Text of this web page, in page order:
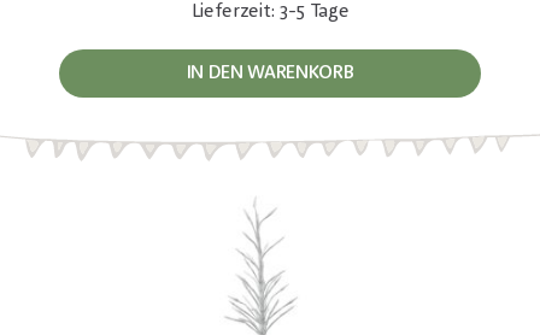
Lieferzeit: 3-5 Tage
IN DEN WARENKORB